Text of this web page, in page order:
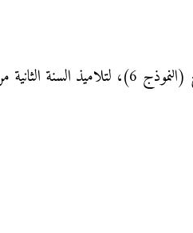
الباكالوريا: